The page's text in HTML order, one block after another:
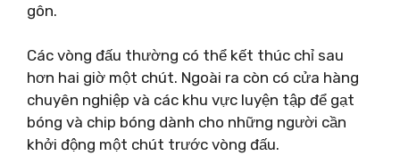
gôn.
Các vòng đấu thường có thể kết thúc chỉ sau
hơn hai giờ một chút. Ngoài ra còn có cửa hàng
chuyên nghiệp và các khu vực luyện tập để gạt
bóng và chip bóng dành cho những người cần
khởi động một chút trước vòng đấu.